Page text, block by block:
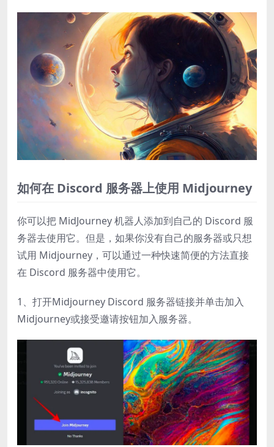
如何在 Discord 服务器上使用 Midjourney
你可以把 MidJourney 机器人添加到自己的 Discord 服
务器去使用它。但是，如果你没有自己的服务器或只想
试用 Midjourney，可以通过一种快速简便的方法直接
在 Discord 服务器中使用它。
1、打开Midjourney Discord 服务器链接并单击加入
Midjourney或接受邀请按钮加入服务器。